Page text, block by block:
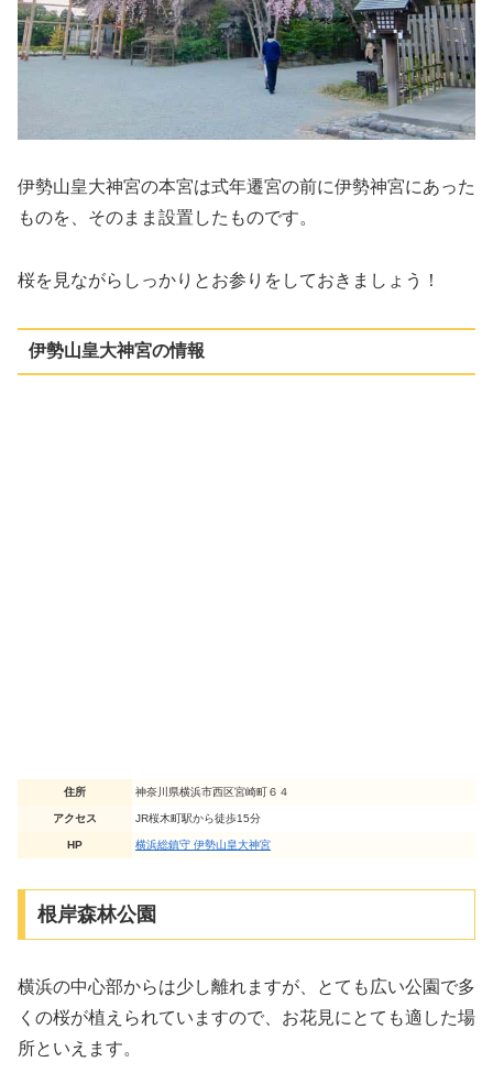
伊勢山皇大神宮の本宮は式年遷宮の前に伊勢神宮にあった
ものを、そのまま設置したものです。
桜を見ながらしっかりとお参りをしておきましょう！
伊勢山皇大神宮の情報
住所 神奈川県横浜市西区宮崎町６４
アクセス JR桜木町駅から徒歩15分
HP 横浜総鎮守 伊勢山皇大神宮
根岸森林公園
横浜の中心部からは少し離れますが、とても広い公園で多
くの桜が植えられていますので、お花見にとても適した場
所といえます。